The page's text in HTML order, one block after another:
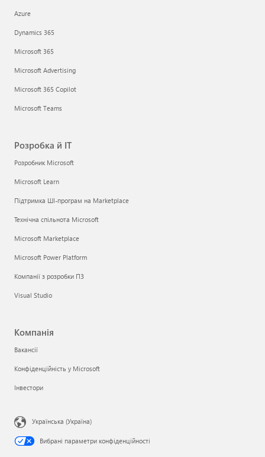
Azure
Dynamics 365
Microsoft 365
Microsoft Advertising
Microsoft 365 Copilot
Microsoft Teams
Розробка й ІТ
Розробник Microsoft
Microsoft Learn
Підтримка ШІ-програм на Marketplace
Технічна спільнота Microsoft
Microsoft Marketplace
Microsoft Power Platform
Компанії з розробки ПЗ
Visual Studio
Компанія
Вакансії
Конфіденційність у Microsoft
Інвестори
Українська (Україна)
Вибрані параметри конфіденційності